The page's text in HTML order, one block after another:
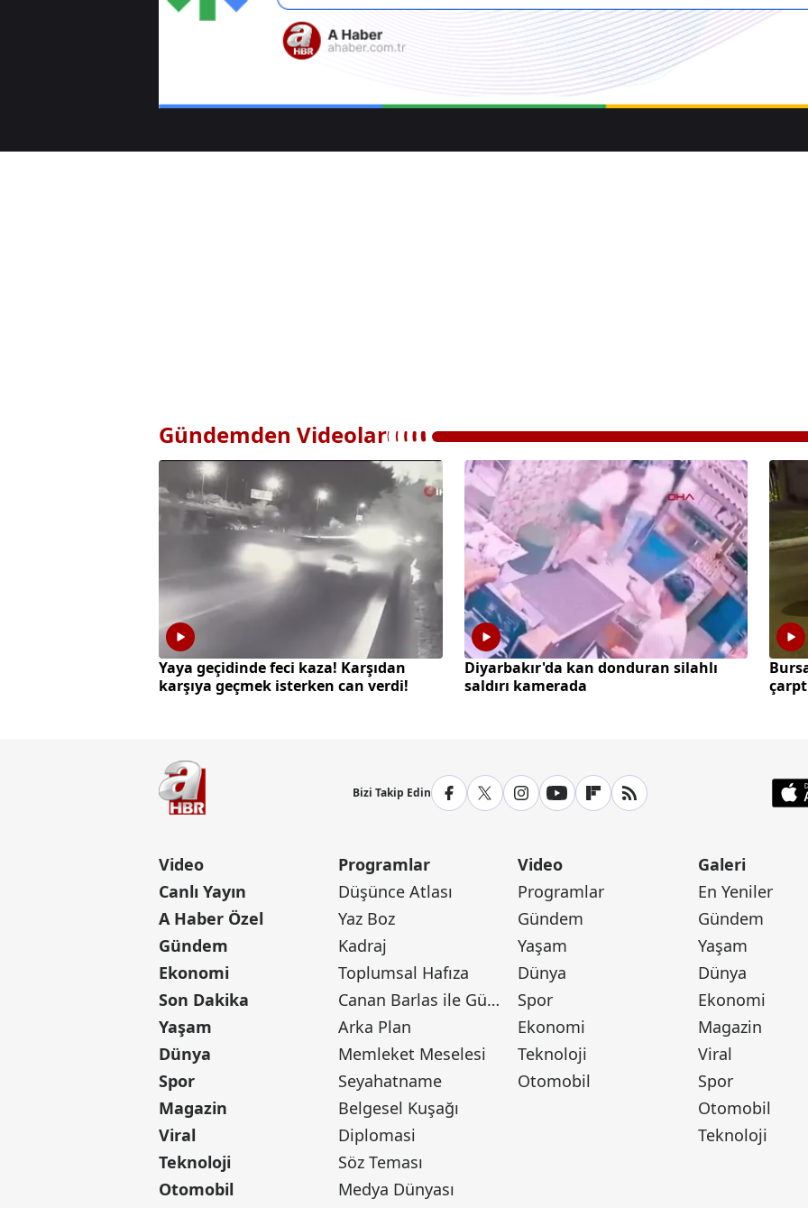
Gündemden Videolar
Yaya geçidinde feci kaza! Karşıdan
karşıya geçmek isterken can verdi!
Diyarbakır'da kan donduran silahlı
saldırı kamerada
Bizi Takip Edin
Video
Canlı Yayın
A Haber Özel
Gündem
Ekonomi
Son Dakika
Yaşam
Dünya
Spor
Magazin
Viral
Teknoloji
Otomobil
Programlar
Düşünce Atlası
Yaz Boz
Kadraj
Toplumsal Hafıza
Canan Barlas ile Gündem
Arka Plan
Memleket Meselesi
Seyahatname
Belgesel Kuşağı
Diplomasi
Söz Teması
Medya Dünyası
Video
Programlar
Gündem
Yaşam
Dünya
Spor
Ekonomi
Teknoloji
Otomobil
Galeri
En Yeniler
Gündem
Yaşam
Dünya
Ekonomi
Magazin
Viral
Spor
Otomobil
Teknoloji